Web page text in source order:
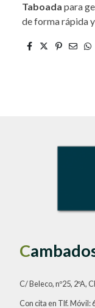
Taboada para
de forma rápida
C
C/ Beleco, nº25, 2ºA,
Con cita en Tlf. Móvil: